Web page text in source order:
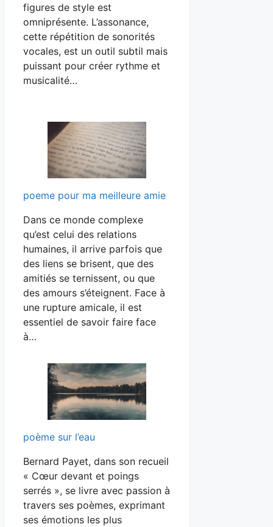
figures de style est
omniprésente. L’assonance,
cette répétition de sonorités
vocales, est un outil subtil mais
puissant pour créer rythme et
musicalité…
poeme pour ma meilleure amie
Dans ce monde complexe
qu’est celui des relations
humaines, il arrive parfois que
des liens se brisent, que des
amitiés se ternissent, ou que
des amours s’éteignent. Face à
une rupture amicale, il est
essentiel de savoir faire face
à…
poème sur l’eau
Bernard Payet, dans son recueil
« Cœur devant et poings
serrés », se livre avec passion à
travers ses poèmes, exprimant
ses émotions les plus